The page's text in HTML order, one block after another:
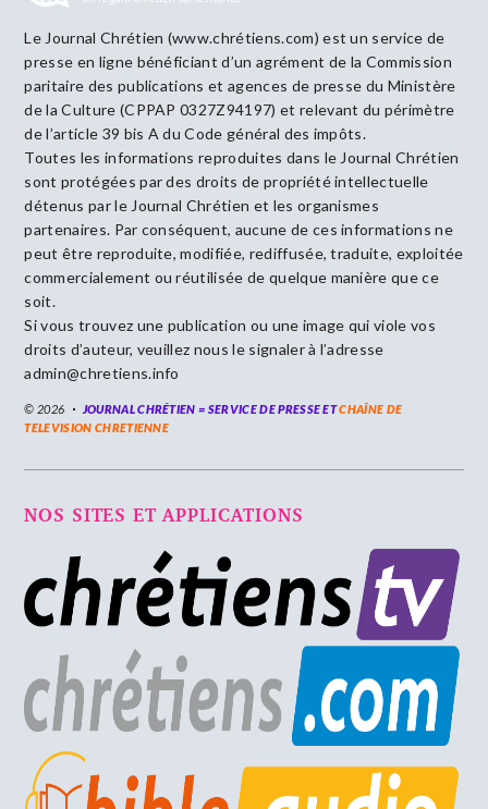
Le Journal Chrétien (www.chrétiens.com) est un service de
presse en ligne bénéficiant d’un agrément de la Commission
paritaire des publications et agences de presse du Ministère
de la Culture (CPPAP 0327Z94197) et relevant du périmètre
de l’article 39 bis A du Code général des impôts.
Toutes les informations reproduites dans le Journal Chrétien
sont protégées par des droits de propriété intellectuelle
détenus par le Journal Chrétien et les organismes
partenaires. Par conséquent, aucune de ces informations ne
peut être reproduite, modifiée, rediffusée, traduite, exploitée
commercialement ou réutilisée de quelque manière que ce
soit.
Si vous trouvez une publication ou une image qui viole vos
droits d’auteur, veuillez nous le signaler à l’adresse
admin@chretiens.info
© 2026 JOURNAL CHRÉTIEN = SERVICE DE PRESSE ETCHAÎNE DE
TELEVISION CHRETIENNE
NOS SITES ET APPLICATIONS